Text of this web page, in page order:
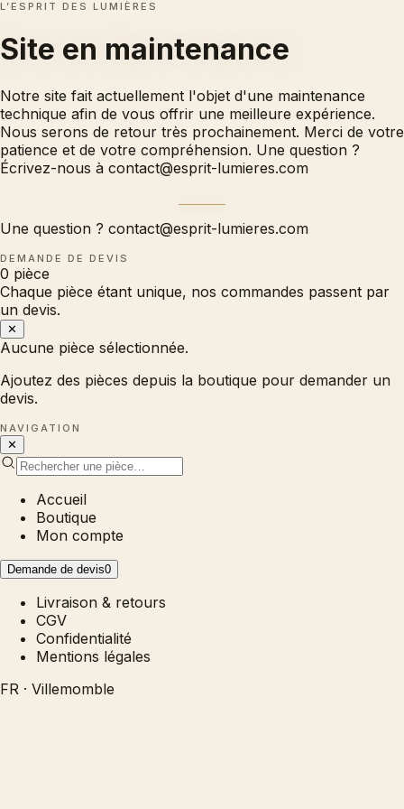
L’ESPRIT DES LUMIÈRES
Site en maintenance
Notre site fait actuellement l'objet d'une maintenance
technique afin de vous offrir une meilleure expérience.
Nous serons de retour très prochainement. Merci de votre
patience et de votre compréhension. Une question ?
Écrivez-nous à contact@esprit-lumieres.com
Une question ? contact@esprit-lumieres.com
DEMANDE DE DEVIS
0 pièce
Chaque pièce étant unique, nos commandes passent par
un devis.
✕
Aucune pièce sélectionnée.
Ajoutez des pièces depuis la boutique pour demander un
devis.
NAVIGATION
✕
Accueil
Boutique
Mon compte
Demande de devis0
Livraison & retours
CGV
Confidentialité
Mentions légales
FR · Villemomble